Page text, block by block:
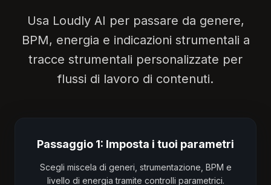
Usa Loudly AI per passare da genere,
BPM, energia e indicazioni strumentali a
tracce strumentali personalizzate per
flussi di lavoro di contenuti.
Passaggio 1: Imposta i tuoi parametri
Scegli miscela di generi, strumentazione, BPM e
livello di energia tramite controlli parametrici.